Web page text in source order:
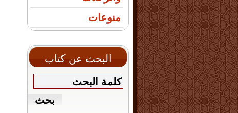
منوعات
البحث عن كتاب